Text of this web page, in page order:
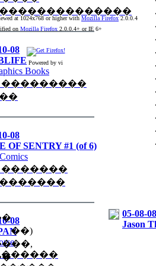
08
Books
���������
08
OF SENTRY #1 (of 6)
�������
08
������
05-08-08
Jason
at 1024x768 or higher with Mozilla Firefox 2.0.0.4
on Mozilla Firefox2.0.0.4+ or IE 6+
Powered by vi